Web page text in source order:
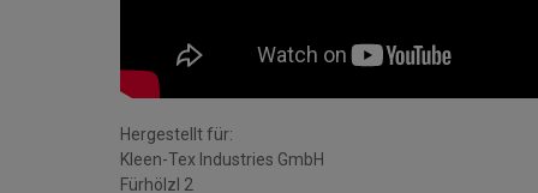
Hergestellt für:
Kleen-Tex Industries GmbH
Fürhölzl 2